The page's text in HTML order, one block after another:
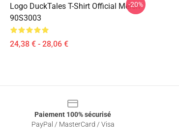
Logo DuckTales T-Shirt Official Merch
90S3003
24,38 € - 28,06 €
-20%
Paiement 100% sécurisé
PayPal / MasterCard / Visa